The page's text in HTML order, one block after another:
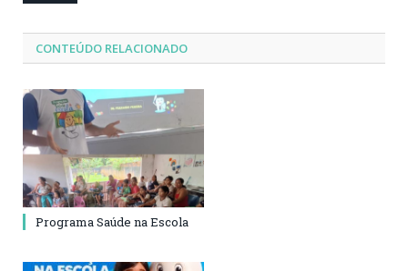
CONTEÚDO RELACIONADO
Programa Saúde na Escola